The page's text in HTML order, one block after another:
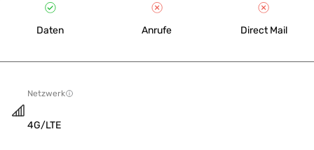
Daten Anrufe Direct Mail
Netzwerk
4G/LTE